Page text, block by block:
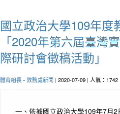
國立政治大學109年
「2020年第六屆臺灣
際研討會徵稿活動」
體育組長- 教務處新聞 | 2020-07-09 | 人氣：1742
一、依據國立政治大學109年7月